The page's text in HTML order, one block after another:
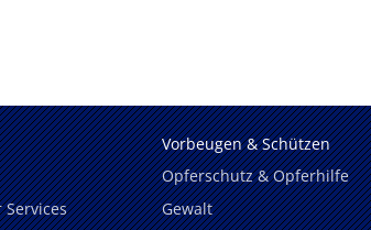
Vorbeugen & Schützen
Opferschutz & Opferhilfe
Gewalt